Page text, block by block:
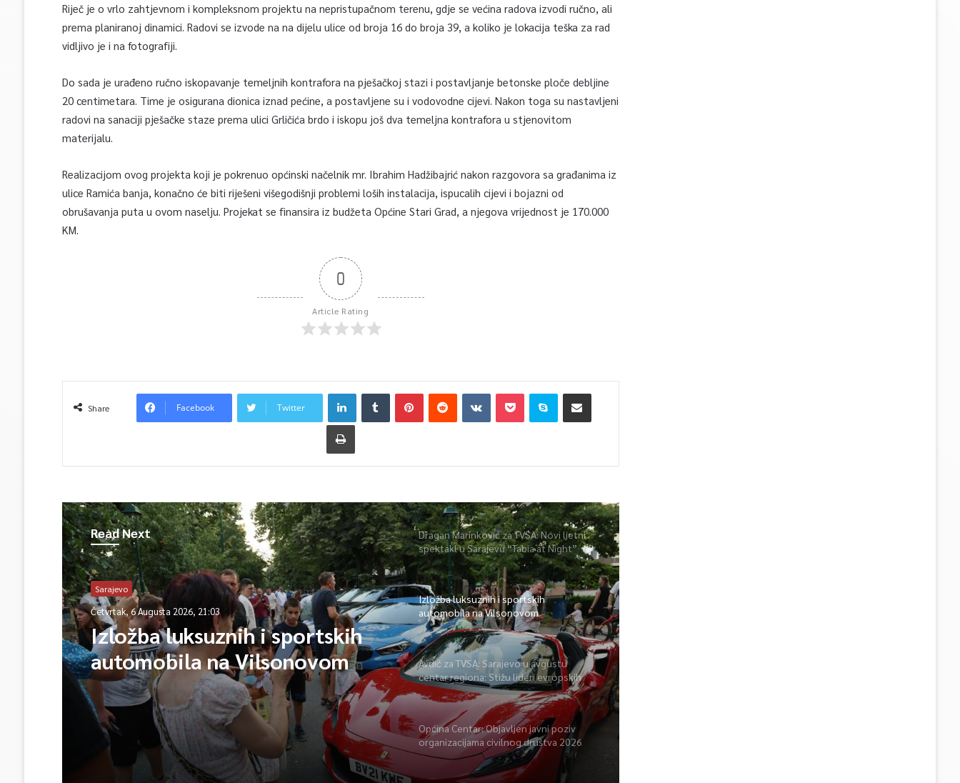
Riječ je o vrlo zahtjevnom i kompleksnom projektu na nepristupačnom terenu, gdje se većina radova izvodi ručno, ali
prema planiranoj dinamici. Radovi se izvode na na dijelu ulice od broja 16 do broja 39, a koliko je lokacija teška za rad
vidljivo je i na fotografiji.
Do sada je urađeno ručno iskopavanje temeljnih kontrafora na pješačkoj stazi i postavljanje betonske ploče debljine
20 centimetara. Time je osigurana dionica iznad pećine, a postavljene su i vodovodne cijevi. Nakon toga su nastavljeni
radovi na sanaciji pješačke staze prema ulici Grličića brdo i iskopu još dva temeljna kontrafora u stjenovitom
materijalu.
Realizacijom ovog projekta koji je pokrenuo općinski načelnik mr. Ibrahim Hadžibajrić nakon razgovora sa građanima iz
ulice Ramića banja, konačno će biti riješeni višegodišnji problemi loših instalacija, ispucalih cijevi i bojazni od
obrušavanja puta u ovom naselju. Projekat se finansira iz budžeta Općine Stari Grad, a njegova vrijednost je 170.000
KM.
0
Article Rating
Share Facebook Twitter
Read Next
Sarajevo
Četvrtak, 6 Augusta 2026, 21:03
Izložba luksuznih i sportskih
automobila na Vilsonovom
Dragan Marinković za TVSA: Novi ljetni
spektakl u Sarajevu “Tabia at Night”
Izložba luksuznih i sportskih
automobila na Vilsonovom
Avdić za TVSA: Sarajevo u avgustu
centar regiona: Stižu lideri evropskih
gradova
Općina Centar: Objavljen javni poziv
organizacijama civilnog društva 2026